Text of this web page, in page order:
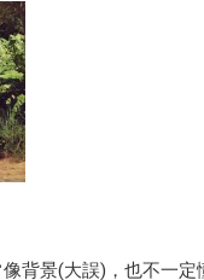
背景(大誤)，也不一定